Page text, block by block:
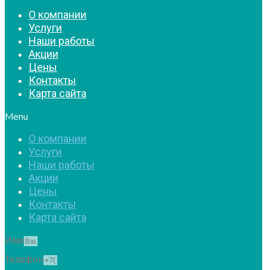
О компании
Услуги
Наши работы
Акции
Цены
Контакты
Карта сайта
Menu
О компании
Услуги
Наши работы
Акции
Цены
Контакты
Карта сайта
Имя
Телефон